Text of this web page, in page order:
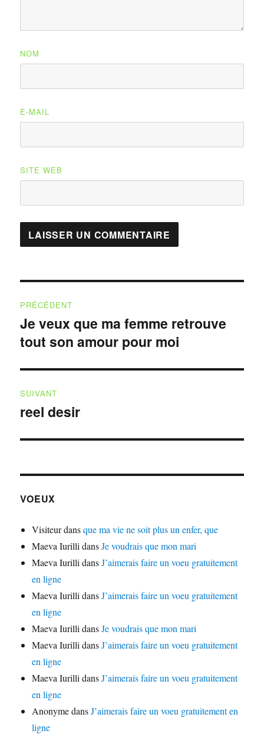
NOM
E-MAIL
SITE WEB
de
l’article
PRÉCÉDENT
Publication
précédente :
Je veux que ma femme retrouve
tout son amour pour moi
SUIVANT
Publication
reel desir
VOEUX
Visiteurdansque ma vie ne soit plus un enfer, que
Maeva Iurilli dansJe voudrais que mon mari
Maeva Iurilli dansJ’aimerais faire un voeu gratuitement
en ligne
Maeva Iurilli dansJ’aimerais faire un voeu gratuitement
en ligne
Maeva Iurilli dansJe voudrais que mon mari
Maeva Iurilli dansJ’aimerais faire un voeu gratuitement
en ligne
Maeva Iurilli dansJ’aimerais faire un voeu gratuitement
en ligne
AnonymedansJ’aimerais faire un voeu gratuitement en
ligne